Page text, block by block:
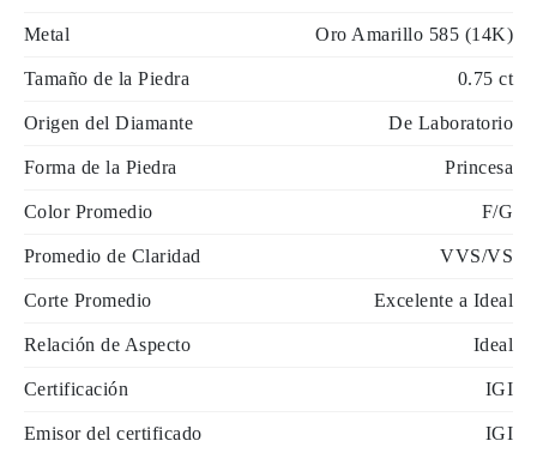
Metal Oro Amarillo 585 (14K)
Tamaño de la Piedra 0.75 ct
Origen del Diamante De Laboratorio
Forma de la Piedra Princesa
Color Promedio F/G
Promedio de Claridad VVS/VS
Corte Promedio Excelente a Ideal
Relación de Aspecto Ideal
Certificación IGI
Emisor del certificado IGI